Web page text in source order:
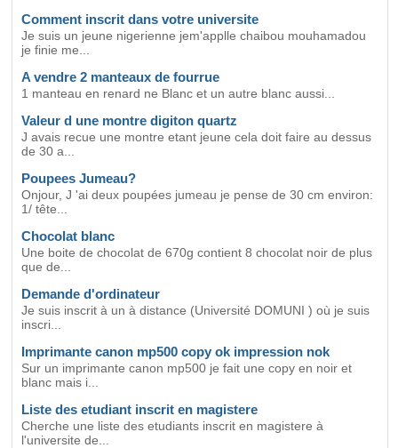
Comment inscrit dans votre universite
Je suis un jeune nigerienne jem'applle chaibou mouhamadou
je finie me...
A vendre 2 manteaux de fourrue
1 manteau en renard ne Blanc et un autre blanc aussi...
Valeur d une montre digiton quartz
J avais recue une montre etant jeune cela doit faire au dessus
de 30 a...
Poupees Jumeau?
Onjour, J 'ai deux poupées jumeau je pense de 30 cm environ:
1/ tête...
Chocolat blanc
Une boite de chocolat de 670g contient 8 chocolat noir de plus
que de...
Demande d'ordinateur
Je suis inscrit à un à distance (Université DOMUNI ) où je suis
inscri...
Imprimante canon mp500 copy ok impression nok
Sur un imprimante canon mp500 je fait une copy en noir et
blanc mais i...
Liste des etudiant inscrit en magistere
Cherche une liste des etudiants inscrit en magistere à
l'universite de...